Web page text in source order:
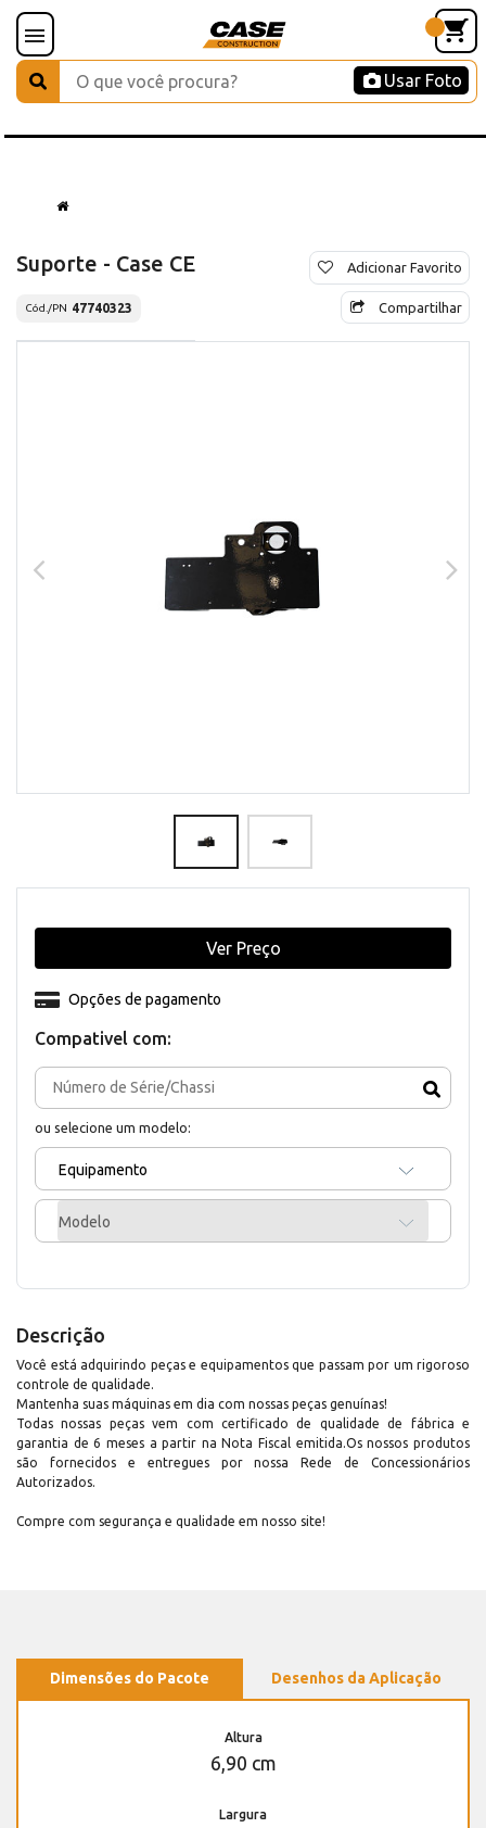
Usar Foto
Suporte - Case CE
Cód./PN 47740323
Adicionar Favorito
Compartilhar
Compativel com:
ou selecione um modelo:
Equipamento
Modelo
Opções de pagamento
Ver Preço
Descrição
Você está adquirindo peças e equipamentos que passam por um rigoroso
controle de qualidade.
Mantenha suas máquinas em dia com nossas peças genuínas!
Todas nossas peças vem com certificado de qualidade de fábrica e
garantia de 6 meses a partir na Nota Fiscal emitida.Os nossos produtos
são fornecidos e entregues por nossa Rede de Concessionários
Autorizados.
Compre com segurança e qualidade em nosso site!
Dimensões do Pacote Desenhos da Aplicação
Altura
6,90 cm
Largura